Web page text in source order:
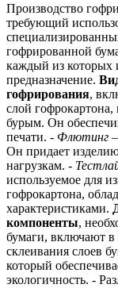
Производство
требующий
гофрированной
каждый из которых
предназначение.
гофрирования,
слой
бурым. Он
печати. - Флютинг
Он придает изделию
нагрузкам. -
используемое для
гофрокартона,
характеристиками.
компоненты,
бумаги, включают в
склеивания слоев
который
экологичность. -